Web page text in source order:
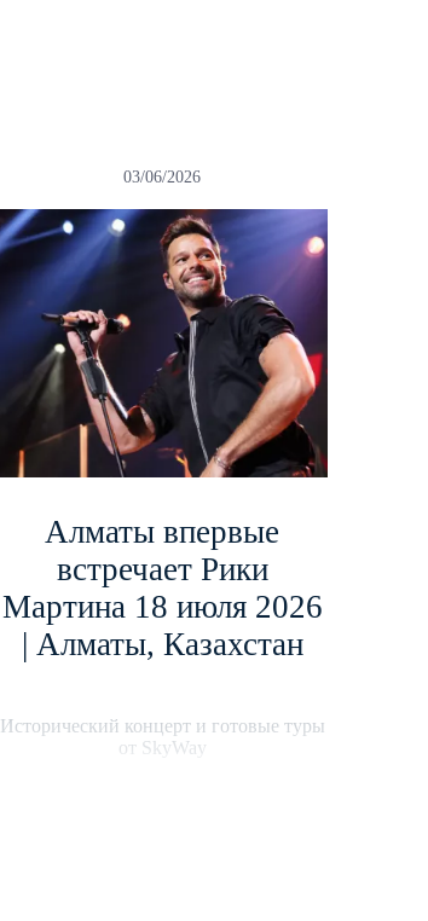
03/06/2026
Алматы впервые
встречает Рики
Мартина 18 июля 2026
| Алматы, Казахстан
Исторический концерт и готовые туры
от SkyWay